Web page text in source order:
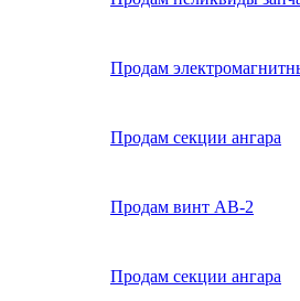
Продам
Продам секции ангара
Продам винт АВ-2
Продам секции ангара